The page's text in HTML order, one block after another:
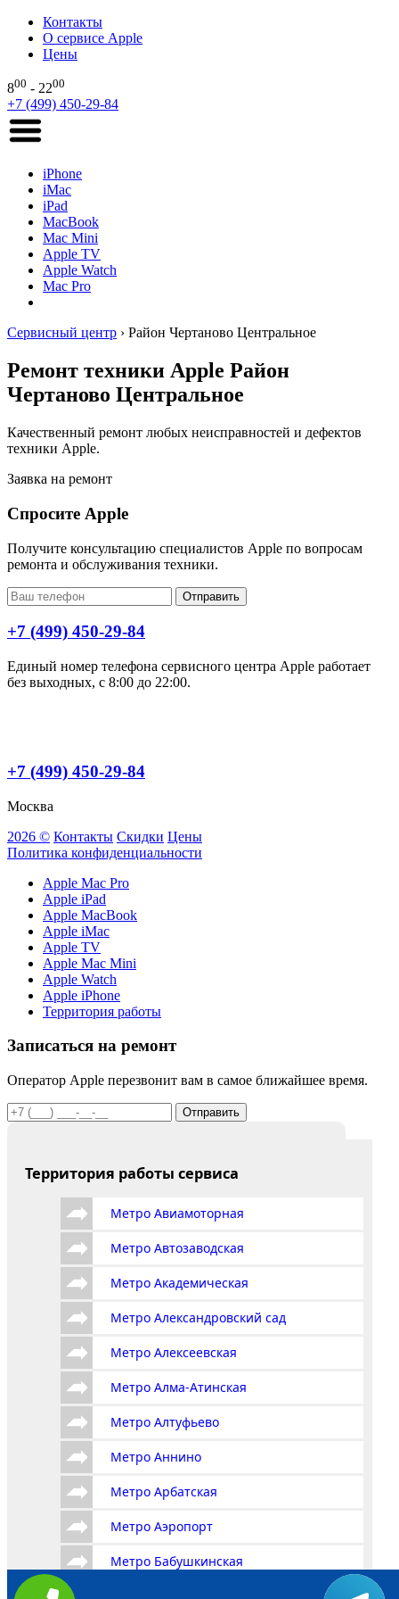
Контакты
О сервисе Apple
Цены
800 - 2200
+7 (499) 450-29-84
iPhone
iMac
iPad
MacBook
Mac Mini
Apple TV
Apple Watch
Mac Pro
Сервисный центр › Район Чертаново Центральное
Ремонт техники Apple Район
Чертаново Центральное
Качественный ремонт любых неисправностей и дефектов
техники Apple.
Заявка на ремонт
Спросите Apple
Получите консультацию специалистов Apple по вопросам
ремонта и обслуживания техники.
Отправить
+7 (499) 450-29-84
Единый номер телефона сервисного центра Apple работает
без выходных, с 8:00 до 22:00.
+7 (499) 450-29-84
Москва
2026 © Контакты Скидки Цены
Политика конфиденциальности
Apple Mac Pro
Apple iPad
Apple MacBook
Apple iMac
Apple TV
Apple Mac Mini
Apple Watch
Apple iPhone
Территория работы
Записаться на ремонт
Оператор Apple перезвонит вам в самое ближайшее время.
Отправить
Территория работы сервиса
Метро Авиамоторная
Метро Автозаводская
Метро Академическая
Метро Александровский сад
Метро Алексеевская
Метро Алма-Атинская
Метро Алтуфьево
Метро Аннино
Метро Арбатская
Метро Аэропорт
Метро Бабушкинская